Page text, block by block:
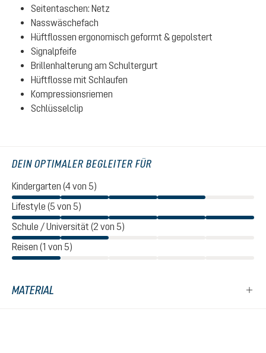
Seitentaschen: Netz
Nasswäschefach
Hüftflossen ergonomisch geformt & gepolstert
Signalpfeife
Brillenhalterung am Schultergurt
Hüftflosse mit Schlaufen
Kompressionsriemen
Schlüsselclip
DEIN OPTIMALER BEGLEITER FÜR
Kindergarten (4 von 5)
Lifestyle (5 von 5)
Schule / Universität (2 von 5)
Reisen (1 von 5)
MATERIAL